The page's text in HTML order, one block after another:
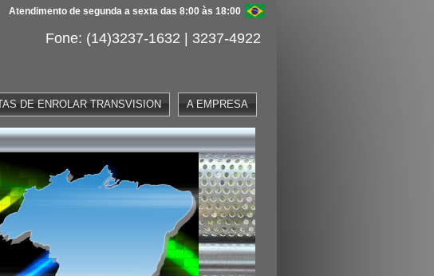
Atendimento de segunda a sexta das 8:00 às 18:00
Fone: (14)3237-1632 | 3237-4922
DE ENROLAR TRANSVISION A EMPRESA